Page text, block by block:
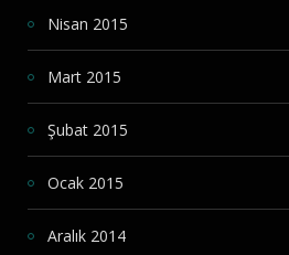
Nisan 2015
Mart 2015
Şubat 2015
Ocak 2015
Aralık 2014